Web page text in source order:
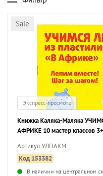
Sale
Экспресс-просмотр
Книжка Каляка-Маляка
АФРИКЕ 10 мастер классов 3+
Артикул УЛПАКМ
Код 153382
В наличии на центральном